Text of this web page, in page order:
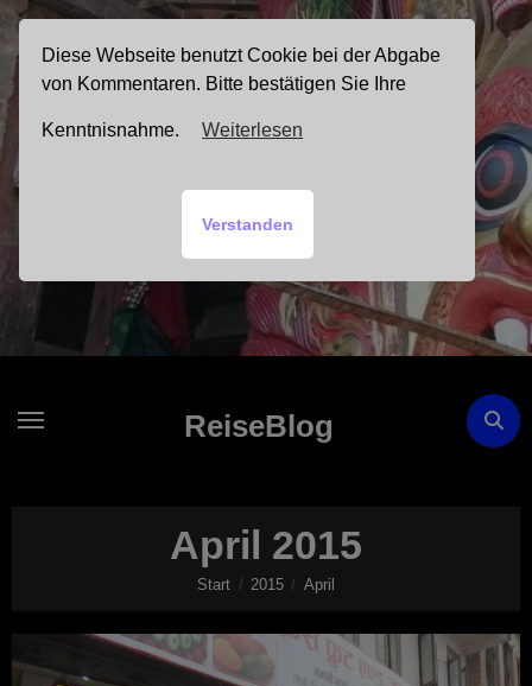
Zum
Inhalt
springen
ReiseBlog
April 2015
Start 2015 April
Diese Webseite benutzt Cookie bei der Abgabe
von Kommentaren. Bitte bestätigen Sie Ihre
Kenntnisnahme. Weiterlesen
Verstanden